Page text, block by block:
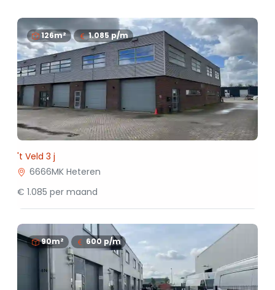
126m² 1.085p/m
't Veld 3 j
6666MK Heteren
€ 1.085 per maand
90m² 600 p/m